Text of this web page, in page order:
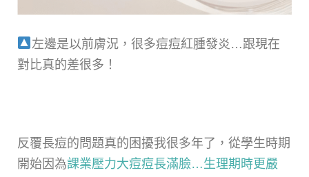
左邊是以前膚況，很多痘痘紅腫發炎…跟現在
對比真的差很多！
反覆長痘的問題真的困擾我很多年了，從學生時期
開始因為課業壓力大痘痘長滿臉…生理期時更嚴